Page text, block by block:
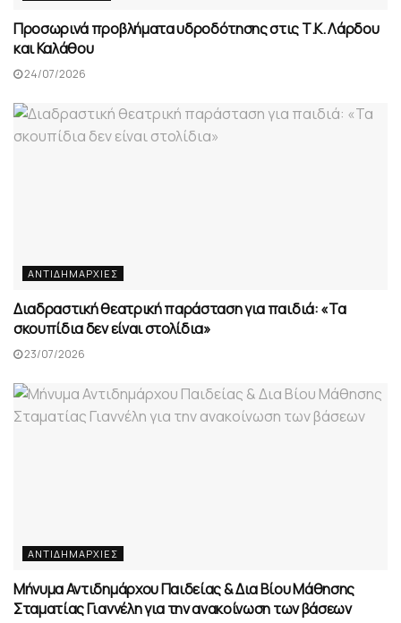
Προσωρινά προβλήματα υδροδότησης στις Τ.Κ. Λάρδου
και Καλάθου
24/07/2026
ΑΝΤΙΔΗΜΑΡΧΊΕΣ
Διαδραστική θεατρική παράσταση για παιδιά: «Τα
σκουπίδια δεν είναι στολίδια»
23/07/2026
ΑΝΤΙΔΗΜΑΡΧΊΕΣ
Μήνυμα Αντιδημάρχου Παιδείας & Δια Βίου Μάθησης
Σταματίας Γιαννέλη για την ανακοίνωση των βάσεων